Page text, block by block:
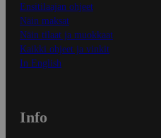
Ensitilaajan ohjeet
Näin maksat
Näin tilaat ja muokkaat
Kaikki ohjeet ja vinkit
In English
Info